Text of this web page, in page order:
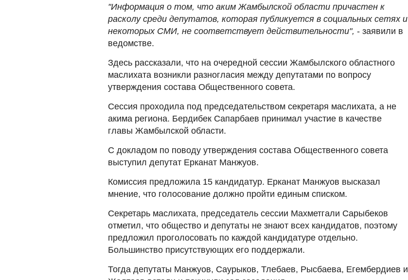
"Информация о том, что аким Жамбылской области причастен к
расколу среди депутатов, которая публикуется в социальных сетях и
некоторых СМИ, не соответствует действительности", - заявили в
ведомстве.
Здесь рассказали, что на очередной сессии Жамбылского областного
маслихата возникли разногласия между депутатами по вопросу
утверждения состава Общественного совета.
Сессия проходила под председательством секретаря маслихата, а не
акима региона. Бердибек Сапарбаев принимал участие в качестве
главы Жамбылской области.
С докладом по поводу утверждения состава Общественного совета
выступил депутат Ерканат Манжуов.
Комиссия предложила 15 кандидатур. Ерканат Манжуов высказал
мнение, что голосование должно пройти единым списком.
Секретарь маслихата, председатель сессии Махметгали Сарыбеков
отметил, что общество и депутаты не знают всех кандидатов, поэтому
предложил проголосовать по каждой кандидатуре отдельно.
Большинство присутствующих его поддержали.
Тогда депутаты Манжуов, Саурыков, Тлебаев, Рысбаева, Егембердиев и